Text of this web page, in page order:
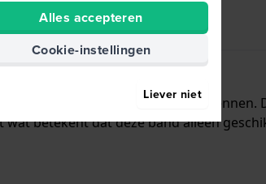
door middel van bandpennen.
betekent dat deze band alleen
Alles accepteren
Cookie-instellingen
Liever niet